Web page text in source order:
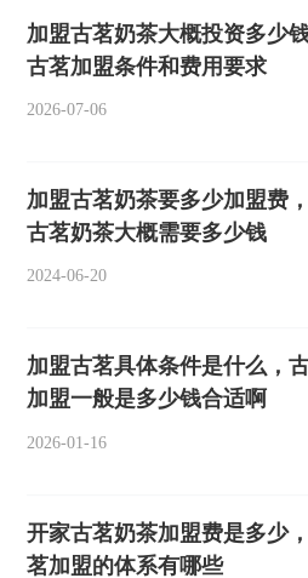
加盟古茗奶茶大概投资多少钱
古茗加盟条件和费用要求
2026-07-06
加盟古茗奶茶要多少加盟费
古茗奶茶大概需要多少钱
2024-06-20
加盟古茗具体条件是什么，
加盟一般是多少钱合适啊
2026-01-16
开家古茗奶茶加盟费是多少
茗加盟的体系有哪些